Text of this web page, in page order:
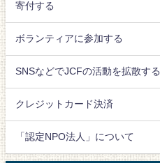
寄付する
ボランティアに参加する
SNSなどでJCFの活動を拡散する
クレジットカード決済
「認定NPO法人」について